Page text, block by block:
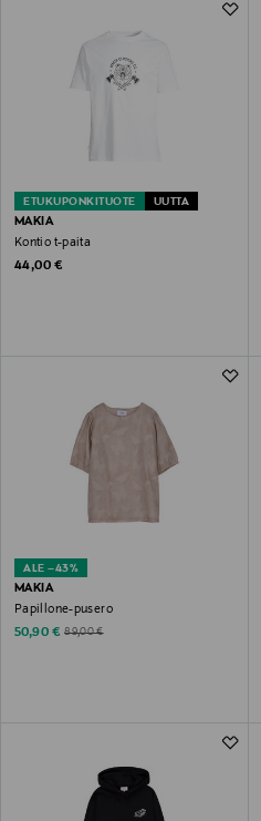
ETUKUPONKITUOTE UUTTA
MAKIA
Kontio t-paita
Original Price
44,00 €
ALE –43%
MAKIA
Papillone-pusero
Discounted Price
50,90 € Original Price
89,00 €